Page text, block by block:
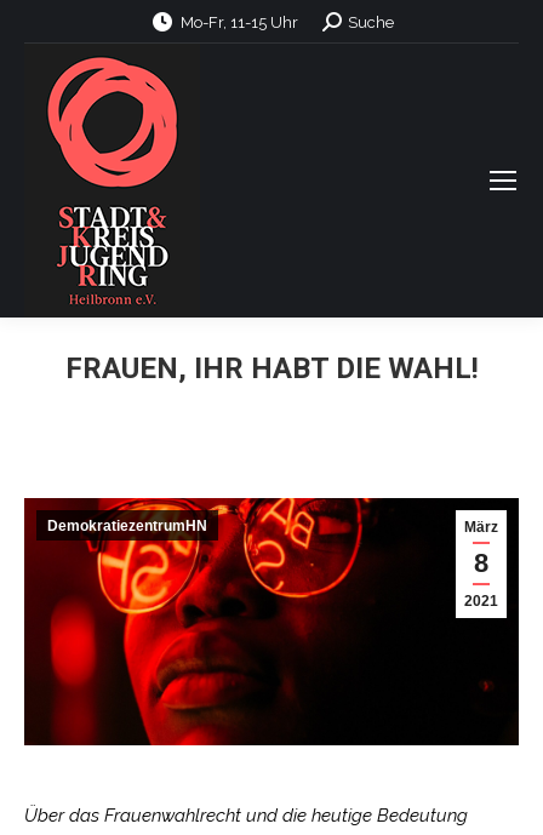
Mo-Fr, 11-15 Uhr Search:
Suche
FRAUEN, IHR HABT DIE WAHL!
März
8
2021
DemokratiezentrumHN
Über das Frauenwahlrecht und die heutige Bedeutung